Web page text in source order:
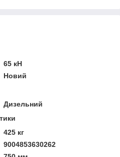
65 кН
Новий
Дизельний
425 кг
9004853630262